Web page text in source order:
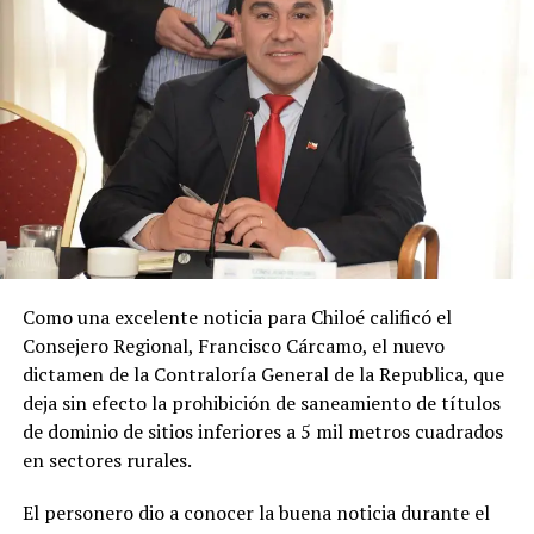
conseguir mejoras en infraestructura para satisfacer la
creciente demanda educacional del sector.
Al respecto, el concejal Enrique Soto Díaz expresó
«Estoy conforme por ir cumpliendo compromisos
que asumí con la comunidad rural. Estamos
avanzando en una necesidad escolar que es evidente
y hoy he podido concretar el principal enlace con el
Ministerio de Educación.»
Soto Díaz también destacó su continuo apoyo a la
comunidad:«En paralelo, he estado acompañando a
la comunidad en lo que fue su presentación al
concejo municipal, donde ya evaluamos aportar a
este sueño con la futura compra de un terreno que
permita el crecimiento de la escuela y así poder
albergar la enseñanza media que todos anhelamos.»
«Es un orgullo aportar al sueño educativo de esta
Como una excelente noticia para Chiloé calificó el
Consejero Regional, Francisco Cárcamo, el nuevo
dictamen de la Contraloría General de la Republica, que
deja sin efecto la prohibición de saneamiento de títulos
de dominio de sitios inferiores a 5 mil metros cuadrados
en sectores rurales.
El personero dio a conocer la buena noticia durante el